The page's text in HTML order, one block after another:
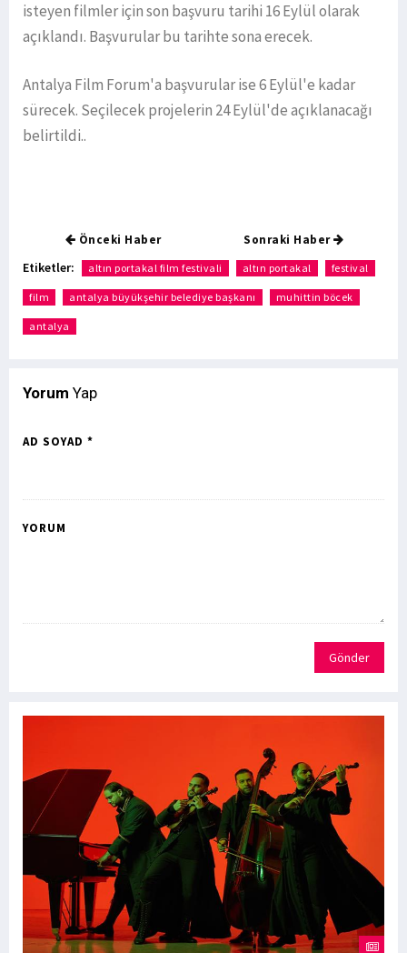
isteyen filmler için son başvuru tarihi 16 Eylül olarak
açıklandı. Başvurular bu tarihte sona erecek.
Antalya Film Forum'a başvurular ise 6 Eylül'e kadar
sürecek. Seçilecek projelerin 24 Eylül'de açıklanacağı
belirtildi..
Önceki Haber Sonraki Haber
Etiketler: altın portakal film festivali altın portakal festival
film antalya büyükşehir belediye başkanı muhittin böcek
antalya
Yorum Yap
AD SOYAD *
YORUM
Gönder